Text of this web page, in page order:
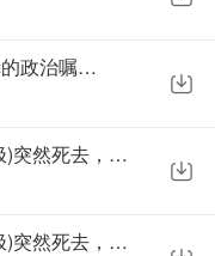
《天机》第002集开篇努尔哈赤的政治嘱托2
《天机》第003集崇德帝(皇太极)突然死去，皇宫上演皇位争夺战1
《天机》第004集崇德帝(皇太极)突然死去，皇宫上演皇位争夺战2